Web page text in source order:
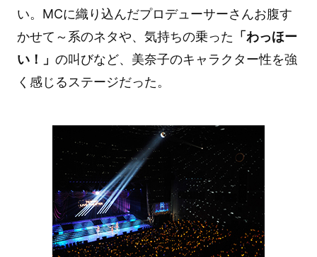
い。MCに織り込んだプロデューサーさんお腹す
かせて～系のネタや、気持ちの乗った 「わっほー
い！」 の叫びなど、美奈子のキャラクター性を強
く感じるステージだった。